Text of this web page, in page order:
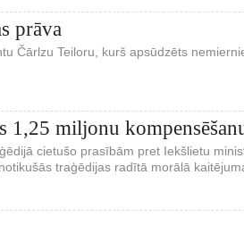
prāva
Čārlzu Teiloru, kurš apsūdzēts
1,25 miljonu
cietušo prasībām pret Iekšlietu
traģēdijas radītā morālā